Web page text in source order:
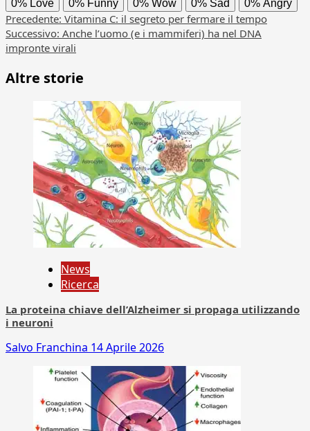
0% Love 0% Funny 0% Wow 0% Sad 0% Angry
Navigazione
articolo
Precedente: Vitamina C: il segreto per fermare il tempo
Successivo: Anche l’uomo (e i mammiferi) ha nel DNA
impronte virali
Altre storie
News
Ricerca
La proteina chiave dell’Alzheimer si propaga utilizzando
i neuroni
Salvo Franchina 14 Aprile 2026